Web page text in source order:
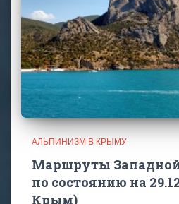
АЛЬПИНИЗМ В КРЫМУ
Маршруты Западной
по состоянию на
Крым)